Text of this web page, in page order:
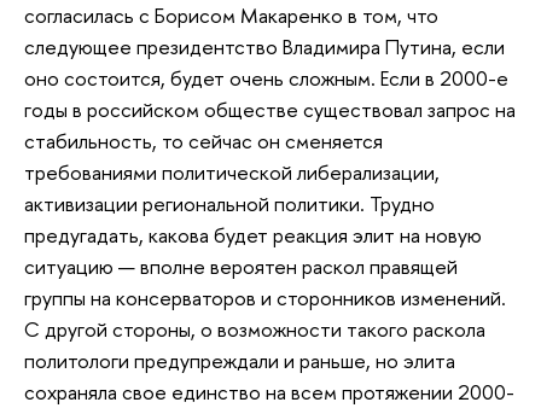
согласилась с Борисом Макаренко в том, что
следующее президентство Владимира Путина, если
оно состоится, будет очень сложным. Если в 2000-е
годы в российском обществе существовал запрос на
стабильность, то сейчас он сменяется
требованиями политической либерализации,
активизации региональной политики. Трудно
предугадать, какова будет реакция элит на новую
ситуацию — вполне вероятен раскол правящей
группы на консерваторов и сторонников изменений.
С другой стороны, о возможности такого раскола
политологи предупреждали и раньше, но элита
сохраняла свое единство на всем протяжении 2000-